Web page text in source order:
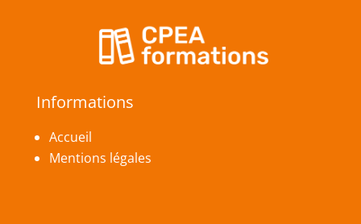
Informations
Accueil
Mentions légales